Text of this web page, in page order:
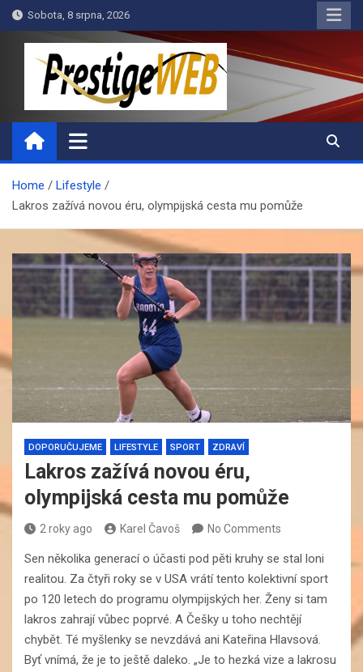
Skip
to
Sobota, 8 srpna, 2026
PrestigeWEB
Home
Lifestyle
Lakros zažívá novou éru, olympijská cesta mu pomůže
DOPORUČUJEME LIFESTYLE SPORT ZDRAVÍ
Lakros zažívá novou éru,
olympijská cesta mu pomůže
2 roky ago Karel Čavoš No Comments
Sen několika generací o účasti pod pěti kruhy se stal loni
realitou. Za čtyři roky se v USA vrátí tento kolektivní sport
po 120 letech do programu olympijských her. Ženy si tam
lakros zahrají vůbec poprvé. A Češky u toho nechtějí
chybět. Té myšlenky se nevzdává ani Kateřina Hlavsová.
Byť vnímá, že je to ještě daleko. „Je to hezká vize a lakrosu